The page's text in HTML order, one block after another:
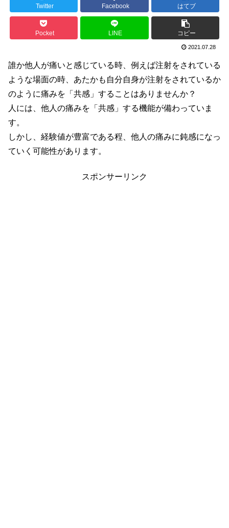
Twitter Facebook はてブ
Pocket LINE コピー
2021.07.28
誰か他人が痛いと感じている時、例えば注射をされている
ような場面の時、あたかも自分自身が注射をされているか
のように痛みを「共感」することはありませんか？
人には、他人の痛みを「共感」する機能が備わっていま
す。
しかし、経験値が豊富である程、他人の痛みに鈍感になっ
ていく可能性があります。
スポンサーリンク